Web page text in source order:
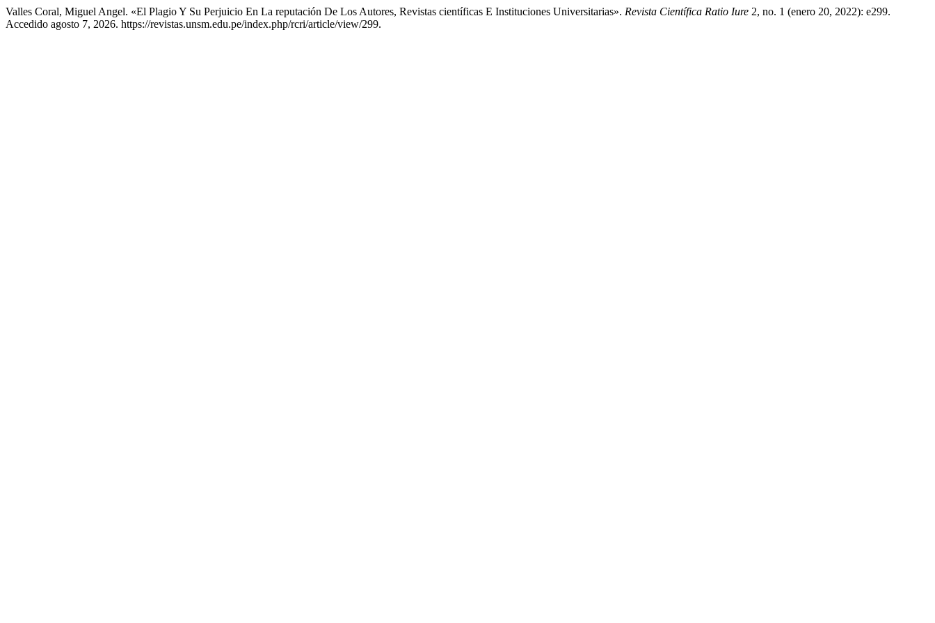
Valles Coral, Miguel Angel. «El Plagio Y Su Perjuicio En La reputación De Los Autores, Revistas científicas E Instituciones Universitarias». Revista Científica Ratio Iure 2, no. 1 (enero 20, 2022): e299.
Accedido agosto 7, 2026. https://revistas.unsm.edu.pe/index.php/rcri/article/view/299.